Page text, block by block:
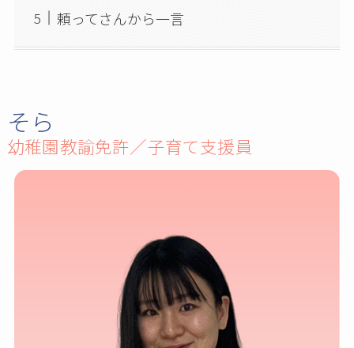
頼ってさんから一言
そら
幼稚園教諭免許／子育て支援員